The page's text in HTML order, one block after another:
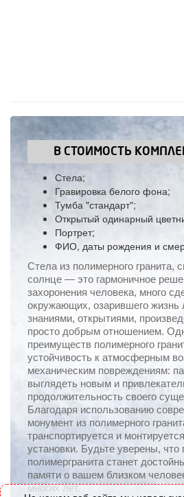
В СТОИМОСТЬ
Стела;
Гравировка белого фона;
Тумба "стандарт";
Открытый одинарный
Портрет;
ФИО, даты рождения и
Стела из полимерного гранита,
солнце — это гармоничное
захоронения человека, много
окружающих, озарившего
знаниями, открытиями,
просто добрым отношением.
преимуществ полимерного
устойчивость к атмосферным
механическим повреждениям:
выглядеть новым и
продолжительность своего
Благодаря использованию
монумент из полимерного
транспортируется и
установки. Будьте уверены, что
полимергранита станет
памяти о вашем близком
многих лет.